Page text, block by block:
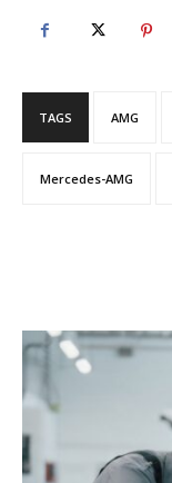
TAGS AMG
Mercedes-AMG